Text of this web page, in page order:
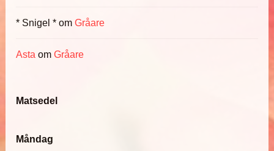
* Snigel * omGråare
Asta omGråare
Matsedel
Måndag